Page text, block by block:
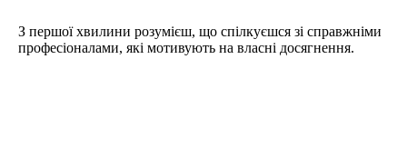
З першої хвилини розумієш, що спілкуєшся зі справжніми
професіоналами, які мотивують на власні досягнення.